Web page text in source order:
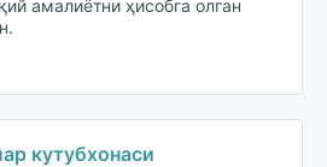
амалиётни ҳисобга олган
кутубхонаси